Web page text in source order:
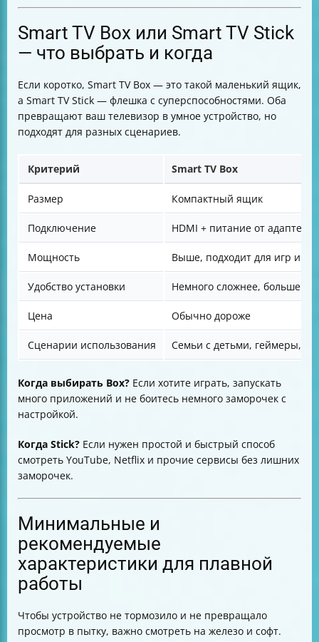
Что делать, если нет свободного HDMI-порта или
поддержки HDMI-CEC
Оптимальные параметры видео и звука
Проверка совместимости телевизора с Miracast и
Электропитание и кабели для приставок и адаптеров
Карточка быстрого подключения Smart TV Box/Stick
Советы для разных аудиторий
Визуальные элементы для понимания
Организация кабелей и энергосбережение
Требования к учётной записи и конфиденциальности
Подключение ПК через HDMI — конкретные шаги
Плюсы и минусы ПК по сравнению с Android-
приставками и Smart Stick
Android-приставка — возможности и расходы
СмартСтик Триколор — особенности и подписка
Игровая консоль как медиаплеер
Новинки от Триколор в 2025 году
Заключение
Smart TV Box или Smart TV Stick
— что выбрать и когда
Если коротко, Smart TV Box — это такой маленький ящик,
а Smart TV Stick — флешка с суперспособностями. Оба
превращают ваш телевизор в умное устройство, но
подходят для разных сценариев.
Критерий Smart TV Box
Размер Компактный ящик
Подключение HDMI + питание от адаптера
Мощность Выше, подходит для игр и
Удобство установки Немного сложнее, больше
Цена Обычно дороже
Сценарии использования Семьи с детьми, геймеры,
Когда выбирать Box? Если хотите играть, запускать
много приложений и не боитесь немного заморочек с
настройкой.
Когда Stick? Если нужен простой и быстрый способ
смотреть YouTube, Netflix и прочие сервисы без лишних
заморочек.
Минимальные и
рекомендуемые
характеристики для плавной
работы
Чтобы устройство не тормозило и не превращало
просмотр в пытку, важно смотреть на железо и софт.